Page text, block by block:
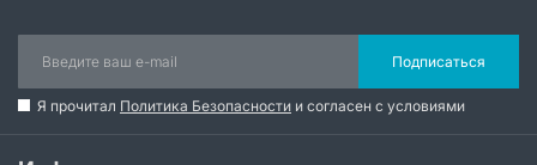
Подписаться
Я прочитал Политика Безопасности и согласен с условиями